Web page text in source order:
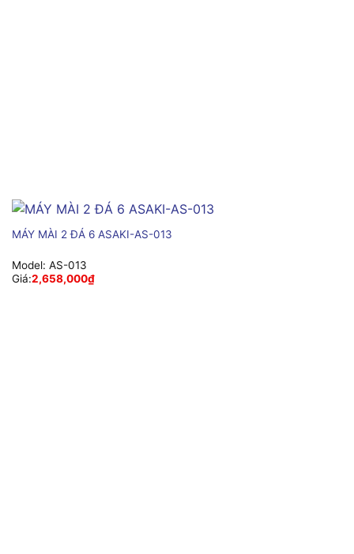
MÁY MÀI 2 ĐÁ 6 ASAKI-AS-013
Model: AS-013
Giá:2,658,000₫